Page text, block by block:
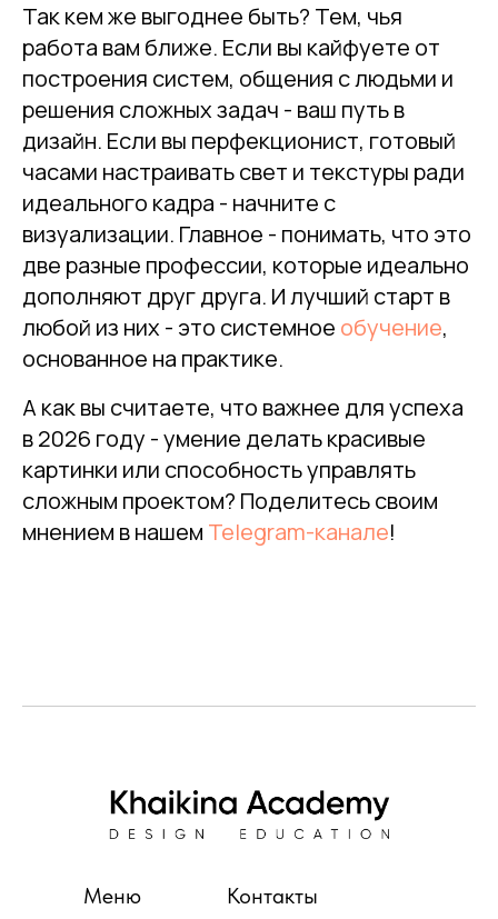
Так кем же выгоднее быть? Тем, чья
работа вам ближе. Если вы кайфуете от
построения систем, общения с людьми и
решения сложных задач - ваш путь в
дизайн. Если вы перфекционист, готовый
часами настраивать свет и текстуры ради
идеального кадра - начните с
визуализации. Главное - понимать, что это
две разные профессии, которые идеально
дополняют друг друга. И лучший старт в
любой из них - это системное обучение,
основанное на практике.
А как вы считаете, что важнее для успеха
в 2026 году - умение делать красивые
картинки или способность управлять
сложным проектом? Поделитесь своим
мнением в нашем Telegram-канале!
Контакты
Меню